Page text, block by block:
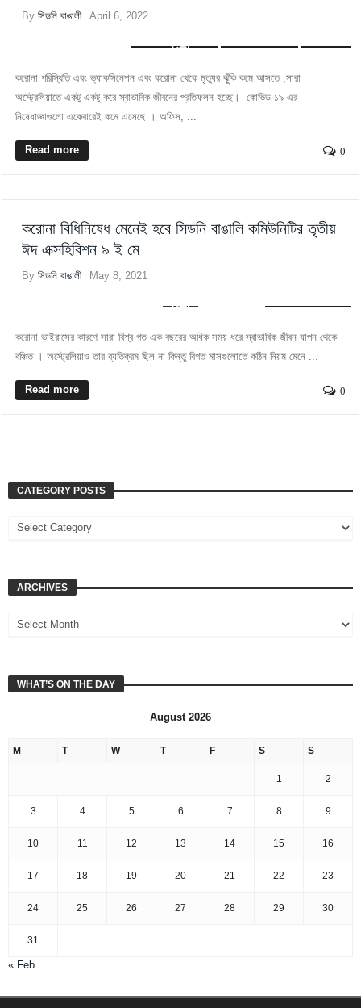
Byসিডনি বাঙালী April 6, 2022
করোনা পরিস্থিতি এবং ভ্যাকসিনেশন এবং করোনা থেকে মৃত্যুর ঝুঁকি কমে আসতে ,সারা
অস্ট্রেলিয়াতে একটু একটু করে স্বাভাবিক জীবনের প্রতিফলন হচ্ছে। কোভিড-১৯ এর
নিষেধাজ্ঞাগুলো একেবারেই কমে এসেছে । অফিস, ...
Read more 0
করোনা বিধিনিষেধ মেনেই হবে সিডনি বাঙালি কমিউনিটির তৃতীয়
ঈদ এক্সহিবিশন ৯ ই মে
Byসিডনি বাঙালী May 8, 2021
করোনা ভাইরাসের কারণে সারা বিশ্ব গত এক বছরের অধিক সময় ধরে স্বাভাবিক জীবন যাপন থেকে
বঞ্চিত । অস্ট্রেলিয়াও তার ব্যতিক্রম ছিল না কিন্তু বিগত মাসগুলোতে কঠিন নিয়ম মেনে ...
Read more 0
CATEGORY POSTS
ARCHIVES
WHAT’S ON THE DAY
August 2026
M T W T F S S
1 2
3 4 5 6 7 8 9
10 11 12 13 14 15 16
17 18 19 20 21 22 23
24 25 26 27 28 29 30
31
« Feb